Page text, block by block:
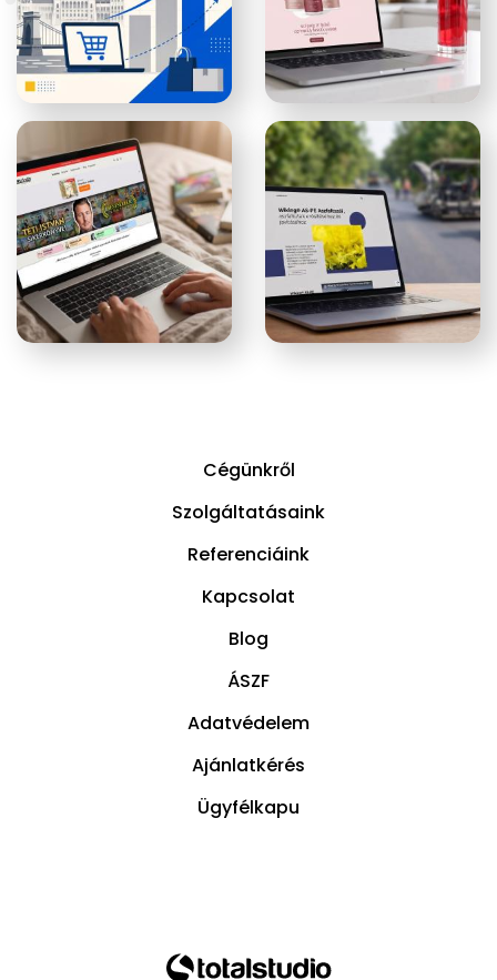
Cégünkről
Szolgáltatásaink
Referenciáink
Kapcsolat
Blog
ÁSZF
Adatvédelem
Ajánlatkérés
Ügyfélkapu